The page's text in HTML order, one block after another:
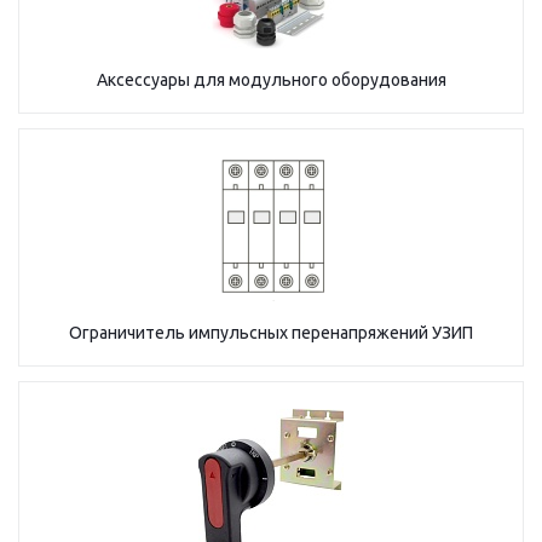
Аксессуары для модульного оборудования
Ограничитель импульсных перенапряжений УЗИП